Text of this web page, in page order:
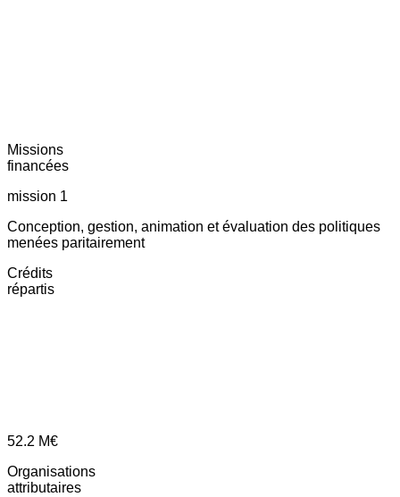
Missions
financées
mission 1
Conception, gestion, animation et évaluation des politiques
menées paritairement
Crédits
répartis
52.2 M€
Organisations
attributaires